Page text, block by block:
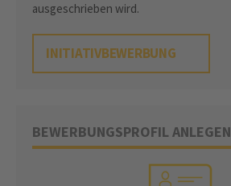
ausgeschrieben wird.
INITIATIVBEWERBUNG
BEWERBUNGSPROFIL ANLEGEN